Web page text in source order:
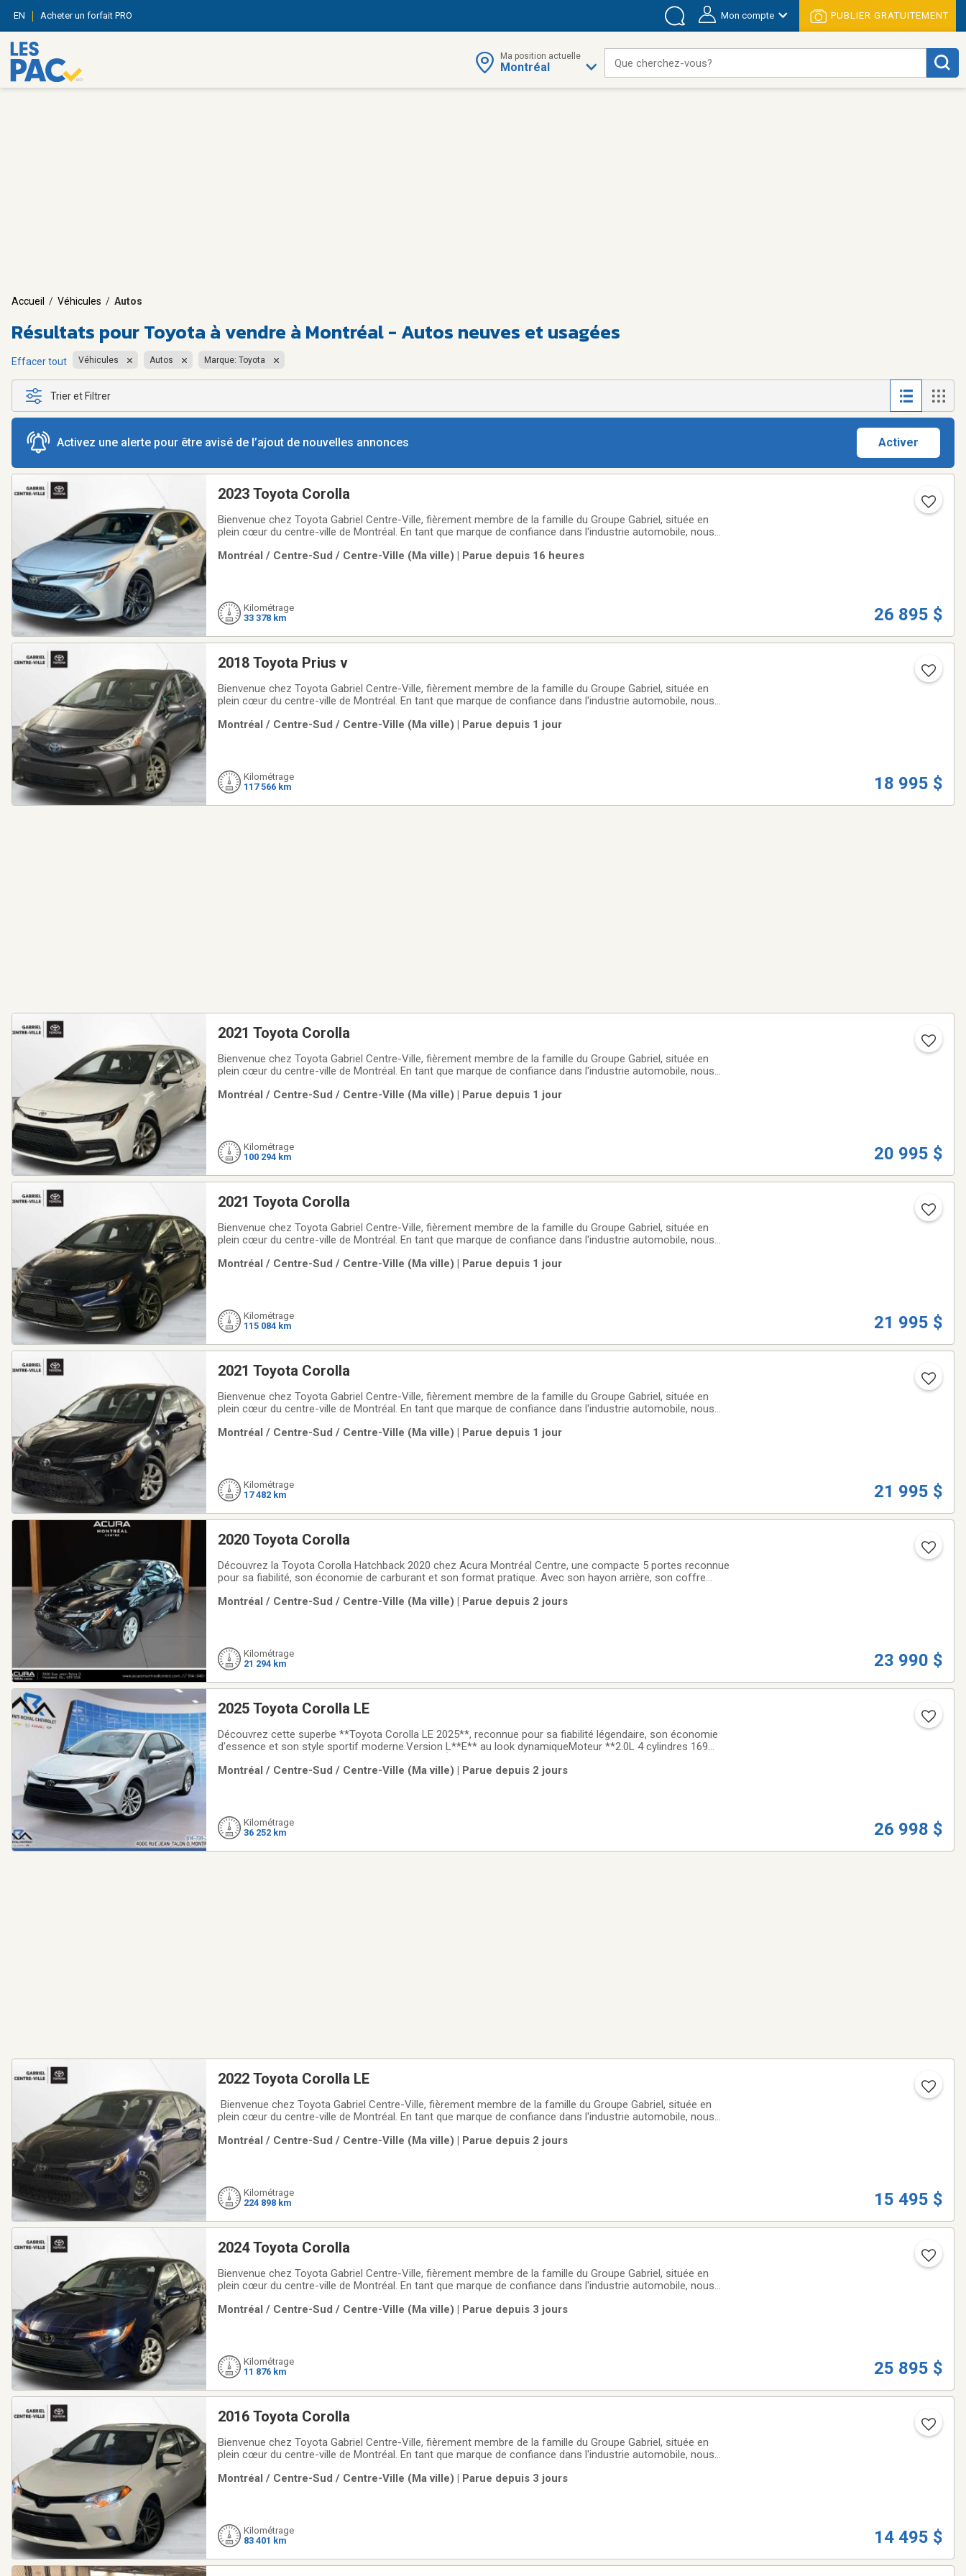
EN Acheter un forfait PRO Mon compte PUBLIER GRATUITEMENT
Ma position actuelle
Montréal Que cherchez-vous?
Accueil / Véhicules / Autos
Résultats pourToyota à vendre à Montréal - Autos neuves et usagées
Effacer tout Véhicules Autos Marque: Toyota
Trier et Filtrer
Activez une alerte pour être avisé de l’ajout de nouvelles annonces Activer
2023 Toyota Corolla
Bienvenue chez Toyota Gabriel Centre-Ville, fièrement membre de la famille du Groupe Gabriel, située en
plein cœur du centre-ville de Montréal. En tant que marque de confiance dans l'industrie automobile, nous
conviennent à tous les styles de vie
Montréal / Centre-Sud / Centre-Ville (Ma ville) | Parue depuis 16 heures
Kilométrage
33 378 km
26 895 $
2018 Toyota Prius v
Bienvenue chez Toyota Gabriel Centre-Ville, fièrement membre de la famille du Groupe Gabriel, située en
plein cœur du centre-ville de Montréal. En tant que marque de confiance dans l'industrie automobile, nous
conviennent à tous les styles de vie
Montréal / Centre-Sud / Centre-Ville (Ma ville) | Parue depuis 1 jour
Kilométrage
117 566 km
18 995 $
2021 Toyota Corolla
Bienvenue chez Toyota Gabriel Centre-Ville, fièrement membre de la famille du Groupe Gabriel, située en
plein cœur du centre-ville de Montréal. En tant que marque de confiance dans l'industrie automobile, nous
conviennent à tous les styles de vie
Montréal / Centre-Sud / Centre-Ville (Ma ville) | Parue depuis 1 jour
Kilométrage
100 294 km
20 995 $
2021 Toyota Corolla
Bienvenue chez Toyota Gabriel Centre-Ville, fièrement membre de la famille du Groupe Gabriel, située en
plein cœur du centre-ville de Montréal. En tant que marque de confiance dans l'industrie automobile, nous
conviennent à tous les styles de vie
Montréal / Centre-Sud / Centre-Ville (Ma ville) | Parue depuis 1 jour
Kilométrage
115 084 km
21 995 $
2021 Toyota Corolla
Bienvenue chez Toyota Gabriel Centre-Ville, fièrement membre de la famille du Groupe Gabriel, située en
plein cœur du centre-ville de Montréal. En tant que marque de confiance dans l'industrie automobile, nous
conviennent à tous les styles de vie
Montréal / Centre-Sud / Centre-Ville (Ma ville) | Parue depuis 1 jour
Kilométrage
17 482 km
21 995 $
2020 Toyota Corolla
Découvrez la Toyota Corolla Hatchback 2020 chez Acura Montréal Centre, une compacte 5 portes reconnue
pour sa fiabilité, son économie de carburant et son format pratique. Avec son hayon arrière, son coffre
voiture simple à conduire, facile à
Montréal / Centre-Sud / Centre-Ville (Ma ville) | Parue depuis 2 jours
Kilométrage
21 294 km
23 990 $
2025 Toyota Corolla LE
Découvrez cette superbe **Toyota Corolla LE 2025**, reconnue pour sa fiabilité légendaire, son économie
d'essence et son style sportif moderne.Version L**E** au look dynamiqueMoteur **2.0L 4 cylindres 169
ouvrant** pour plus de plaisir de
Montréal / Centre-Sud / Centre-Ville (Ma ville) | Parue depuis 2 jours
Kilométrage
36 252 km
26 998 $
2022 Toyota Corolla LE
Bienvenue chez Toyota Gabriel Centre-Ville, fièrement membre de la famille du Groupe Gabriel, située en
plein cœur du centre-ville de Montréal. En tant que marque de confiance dans l'industrie automobile, nous
conviennent à tous les styles de vie
Montréal / Centre-Sud / Centre-Ville (Ma ville) | Parue depuis 2 jours
Kilométrage
224 898 km
15 495 $
2024 Toyota Corolla
Bienvenue chez Toyota Gabriel Centre-Ville, fièrement membre de la famille du Groupe Gabriel, située en
plein cœur du centre-ville de Montréal. En tant que marque de confiance dans l'industrie automobile, nous
conviennent à tous les styles de vie
Montréal / Centre-Sud / Centre-Ville (Ma ville) | Parue depuis 3 jours
Kilométrage
11 876 km
25 895 $
2016 Toyota Corolla
Bienvenue chez Toyota Gabriel Centre-Ville, fièrement membre de la famille du Groupe Gabriel, située en
plein cœur du centre-ville de Montréal. En tant que marque de confiance dans l'industrie automobile, nous
conviennent à tous les styles de vie
Montréal / Centre-Sud / Centre-Ville (Ma ville) | Parue depuis 3 jours
Kilométrage
83 401 km
14 495 $